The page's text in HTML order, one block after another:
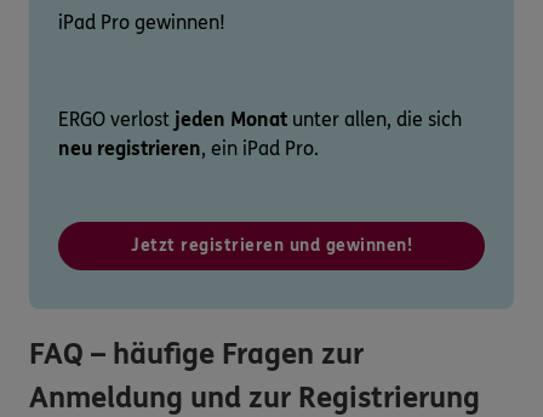
iPad Pro gewinnen!
ERGO verlost jeden Monat unter allen, die sich
neu registrieren, ein iPad Pro.
Jetzt registrieren und gewinnen!
FAQ – häufige Fragen zur
Anmeldung und zur Registrierung